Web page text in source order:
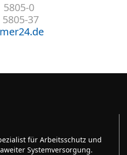
5805-0
37
für Arbeitsschutz und
Systemversorgung.